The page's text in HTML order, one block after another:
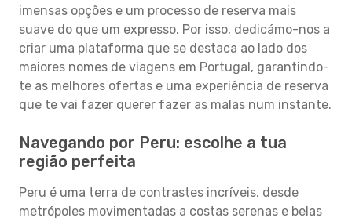
imensas opções e um processo de reserva mais
suave do que um expresso. Por isso, dedicámo-nos a
criar uma plataforma que se destaca ao lado dos
maiores nomes de viagens em Portugal, garantindo-
te as melhores ofertas e uma experiência de reserva
que te vai fazer querer fazer as malas num instante.
Navegando por Peru: escolhe a tua
região perfeita
Peru é uma terra de contrastes incríveis, desde
metrópoles movimentadas a costas serenas e belas